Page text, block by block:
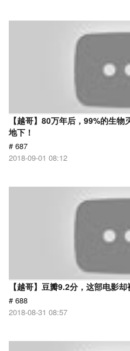
【越哥】80万年后，99%的生
地下！
# 687
2018-09-01 08:12
【越哥】豆瓣9.2分，这部电影
# 688
2018-08-31 08:57